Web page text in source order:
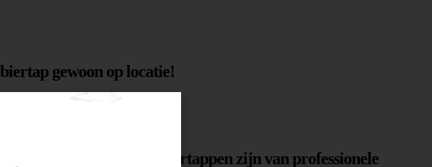
gewoon op locatie!
te laten slagen. Onze biertappen zijn van professionele